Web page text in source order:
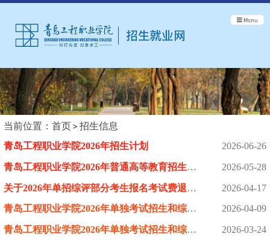
当前位置： 首页
招生信息
青岛工程职业学院2026年招生计划
2026-06-26
青岛工程职业学院2026年普通高等教育招生章程 2026-05-28
关于2026年单招综评部分考生报名考试费退费工作的通知 2026-04-17
青岛工程职业学院2026年单独考试招生和综合评价招生拟录取查询说... 2026-04-09
青岛工程职业学院2026年单独考试招生和综合评价招生考试成绩查询... 2026-03-24